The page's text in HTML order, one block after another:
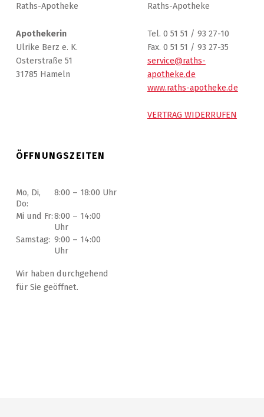
Raths-Apotheke
Apothekerin
Ulrike Berz e. K.
Osterstraße 51
31785 Hameln
Raths-Apotheke
Tel. 0 51 51 / 93 27-10
Fax. 0 51 51 / 93 27-35
service@raths-
apotheke.de
www.raths-apotheke.de
VERTRAG WIDERRUFEN
ÖFFNUNGSZEITEN
Mo, Di,
Do:
8:00 – 18:00 Uhr
Mi und Fr:8:00 – 14:00
Uhr
Samstag: 9:00 – 14:00
Uhr
Wir haben durchgehend
für Sie geöffnet.